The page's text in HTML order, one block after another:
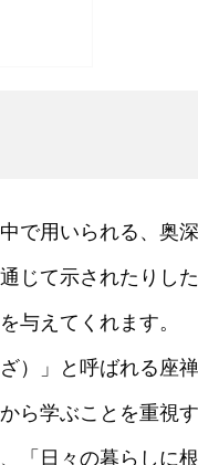
で用いられる、奥
じて示されたりし
与えてくれます。
）」と呼ばれる座
ら学ぶことを重視
「日々の暮らしに